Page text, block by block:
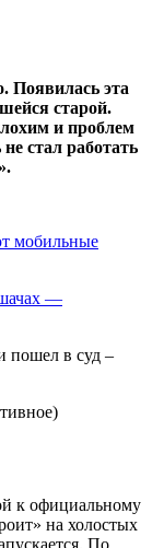
Появилась эта
старой.
и проблем
стал работать
мобильные
—
к официальному
на холостых
По